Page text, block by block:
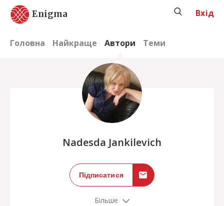
Enigma
Головна Найкраще Автори Теми
Вхід
Nadesda Jankilevich
Підписатися
Більше